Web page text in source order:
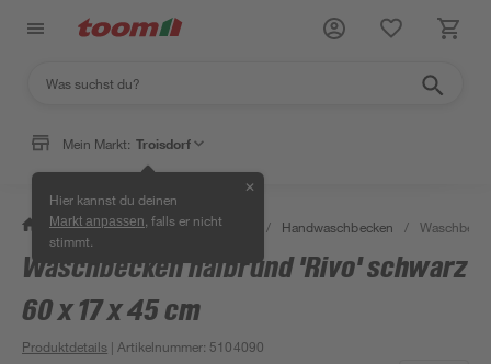
Mein Markt: Troisdorf
Hier kannst du deinen
Markt anpassen , falls er nicht
stimmt.
✕
/ Bad & Sanitär / Waschbecken / Handwaschbecken /
Waschbecken halbrund 'Rivo' schwarz
60 x 17 x 45 cm
Produktdetails | Artikelnummer: 5104090